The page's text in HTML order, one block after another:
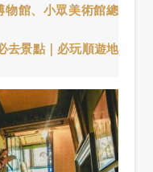
物館、小眾美術館總
去景點｜必玩順遊地